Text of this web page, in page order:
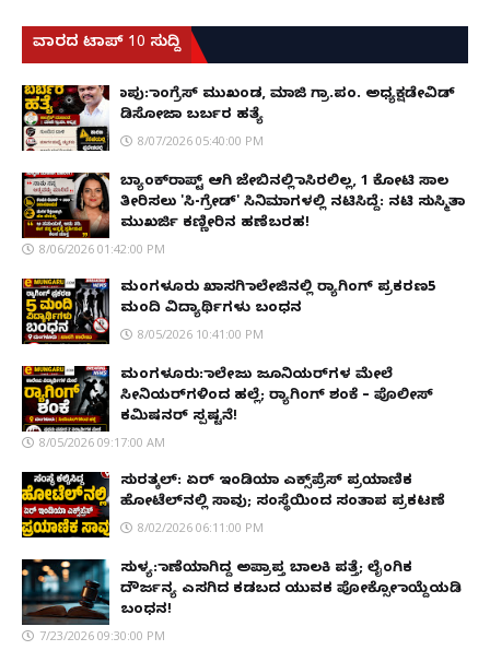
ವಾರದ ಟಾಪ್ 10 ಸುದ್ದಿ
ಕಾಪು: ಕಾಂಗ್ರೆಸ್ ಮುಖಂಡ, ಮಾಜಿ ಗ್ರಾ.ಪಂ. ಅಧ್ಯಕ್ಷಡೇವಿಡ್
ಡಿಸೋಜಾ ಬರ್ಬರ ಹತ್ಯೆ
8/07/2026 05:40:00 PM
ಬ್ಯಾಂಕ್‌ರಾಪ್ಟ್‌ ಆಗಿ ಜೇಬಿನಲ್ಲಿ ಕಾಸಿರಲಿಲ್ಲ, ₹1 ಕೋಟಿ ಸಾಲ
ತೀರಿಸಲು 'ಸಿ-ಗ್ರೇಡ್' ಸಿನಿಮಾಗಳಲ್ಲಿ ನಟಿಸಿದ್ದೆ: ನಟಿ ಸುಸ್ಮಿತಾ
ಮುಖರ್ಜಿ ಕಣ್ಣೀರಿನ ಹಣೆಬರಹ!
8/06/2026 01:42:00 PM
ಮಂಗಳೂರು ಖಾಸಗಿ ಕಾಲೇಜಿನಲ್ಲಿ ರ‌್ಯಾಗಿಂಗ್ ಪ್ರಕರಣ5
ಮಂದಿ ವಿದ್ಯಾರ್ಥಿಗಳು ಬಂಧನ
8/05/2026 10:41:00 PM
ಮಂಗಳೂರು: ಕಾಲೇಜು ಜೂನಿಯರ್‌ಗಳ ಮೇಲೆ
ಸೀನಿಯರ್‌ಗಳಿಂದ ಹಲ್ಲೆ; ರ‌್ಯಾಗಿಂಗ್ ಶಂಕೆ – ಪೊಲೀಸ್
ಕಮಿಷನರ್ ಸ್ಪಷ್ಟನೆ!
8/05/2026 09:17:00 AM
ಸುರತ್ಕಲ್: ಏರ್ ಇಂಡಿಯಾ ಎಕ್ಸ್‌ಪ್ರೆಸ್ ಪ್ರಯಾಣಿಕ
ಹೋಟೆಲ್‌ನಲ್ಲಿ ಸಾವು; ಸಂಸ್ಥೆಯಿಂದ ಸಂತಾಪ ಪ್ರಕಟಣೆ
8/02/2026 06:11:00 PM
ಸುಳ್ಯ: ಕಾಣೆಯಾಗಿದ್ದ ಅಪ್ರಾಪ್ತ ಬಾಲಕಿ ಪತ್ತೆ; ಲೈಂಗಿಕ
ದೌರ್ಜನ್ಯ ಎಸಗಿದ ಕಡಬದ ಯುವಕ ಪೋಕ್ಸೋ ಕಾಯ್ದೆಯಡಿ
ಬಂಧನ!
7/23/2026 09:30:00 PM